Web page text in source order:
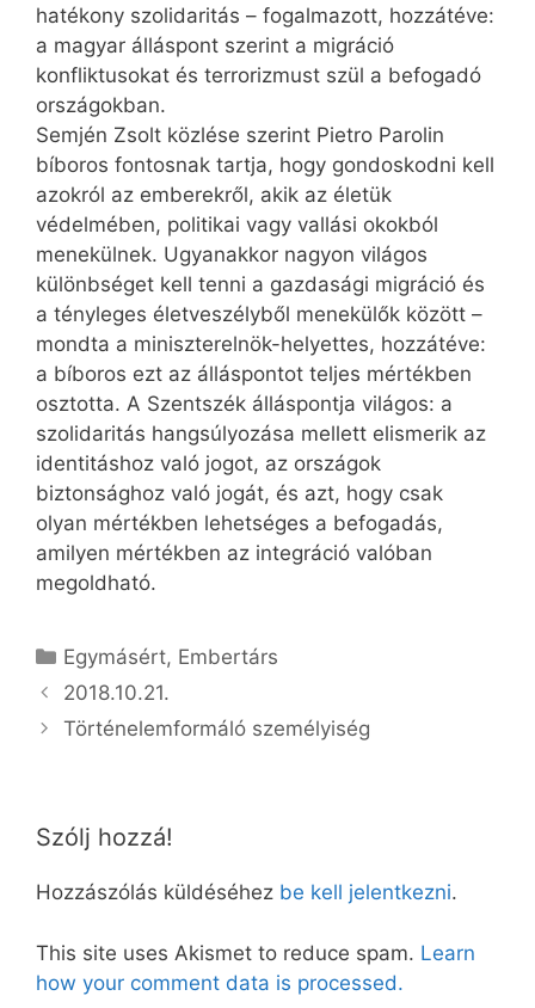
hatékony szolidaritás – fogalmazott, hozzátéve:
a magyar álláspont szerint a migráció
konfliktusokat és terrorizmust szül a befogadó
országokban.
Semjén Zsolt közlése szerint Pietro Parolin
bíboros fontosnak tartja, hogy gondoskodni kell
azokról az emberekről, akik az életük
védelmében, politikai vagy vallási okokból
menekülnek. Ugyanakkor nagyon világos
különbséget kell tenni a gazdasági migráció és
a tényleges életveszélyből menekülők között –
mondta a miniszterelnök-helyettes, hozzátéve:
a bíboros ezt az álláspontot teljes mértékben
osztotta. A Szentszék álláspontja világos: a
szolidaritás hangsúlyozása mellett elismerik az
identitáshoz való jogot, az országok
biztonsághoz való jogát, és azt, hogy csak
olyan mértékben lehetséges a befogadás,
amilyen mértékben az integráció valóban
megoldható.
Kategória
Egymásért, Embertárs
2018.10.21.
Történelemformáló személyiség
Szólj hozzá!
Hozzászólás küldéséhez be kell jelentkezni.
This site uses Akismet to reduce spam. Learn
how your comment data is processed.